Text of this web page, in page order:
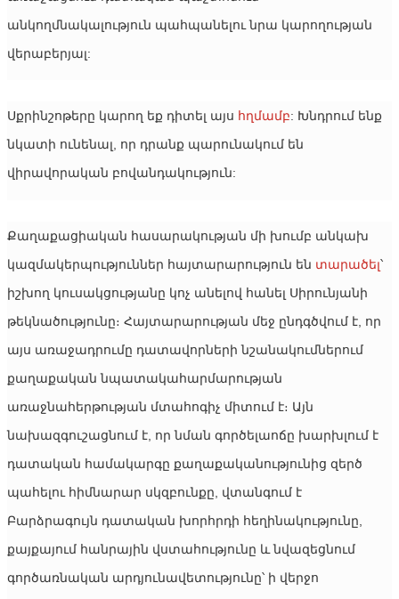
անկողմնակալություն պահպանելու նրա կարողության
վերաբերյալ:
Սքրինշոթերը կարող եք դիտել այս հղմամբ: Խնդրում ենք
նկատի ունենալ, որ դրանք պարունակում են
վիրավորական բովանդակություն:
Քաղաքացիական հասարակության մի խումբ անկախ
կազմակերպություններ հայտարարություն են տարածել՝
իշխող կուսակցությանը կոչ անելով հանել Սիրունյանի
թեկնածությունը։ Հայտարարության մեջ ընդգծվում է, որ
այս առաջադրումը դատավորների նշանակումներում
քաղաքական նպատակահարմարության
առաջնահերթության մտահոգիչ միտում է։ Այն
նախազգուշացնում է, որ նման գործելաոճը խարխլում է
դատական ​​համակարգը քաղաքականությունից զերծ
պահելու հիմնարար սկզբունքը, վտանգում է
Բարձրագույն դատական ​​խորհրդի հեղինակությունը,
քայքայում հանրային վստահությունը և նվազեցնում
գործառնական արդյունավետությունը՝ ի վերջո